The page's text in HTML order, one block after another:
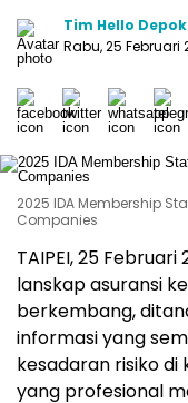
Tim Hello Depok
Rabu, 25 Februari
2025 IDA Membership
Companies
TAIPEI, 25
lanskap asuransi
berkembang,
informasi yang
kesadaran risiko di
yang profesional